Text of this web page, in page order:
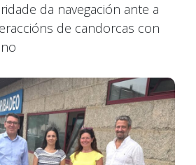
da navegación ante a
de candorcas con